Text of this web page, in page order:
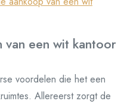
een wit kantoor
voordelen die het een
Allereerst zorgt de